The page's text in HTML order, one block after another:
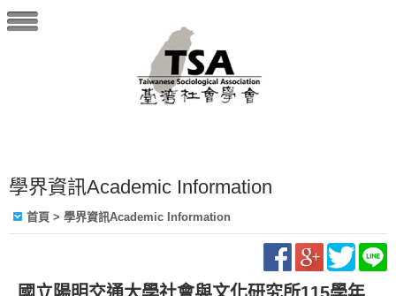
學界資訊Academic Information
首頁 > 學界資訊Academic Information